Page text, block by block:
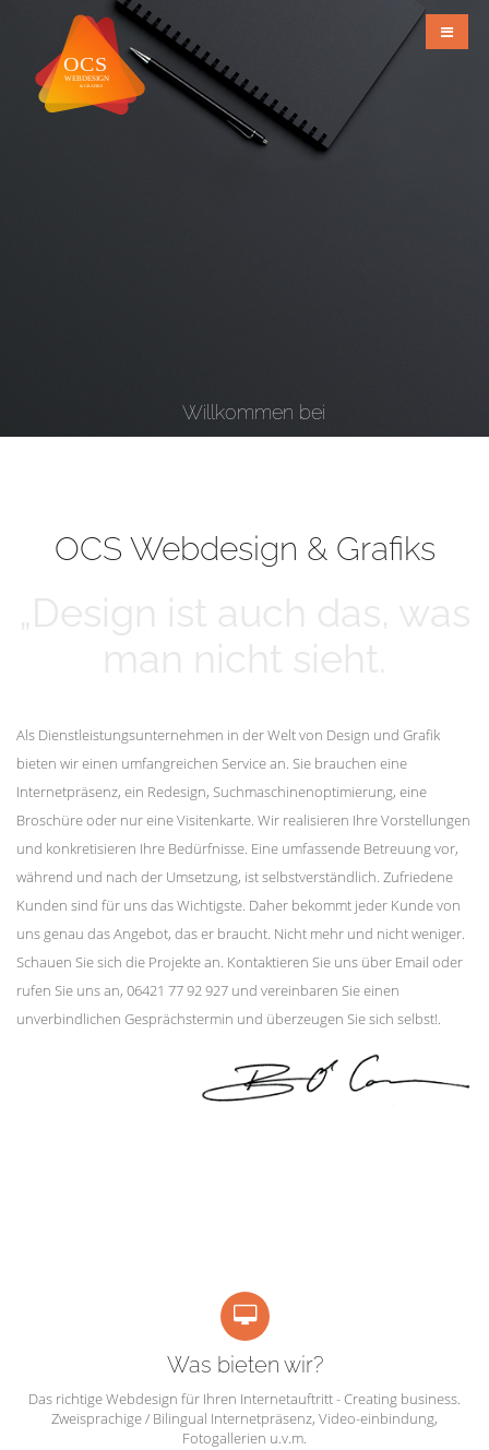
Willkommen bei
OCS Webdesign & Grafiks
Als Dienstleistungsunternehmen in der Welt von Design und Grafik
bieten wir einen umfangreichen Service an. Sie brauchen eine
Internetpräsenz, ein Redesign, Suchmaschinenoptimierung, eine
Broschüre oder nur eine Visitenkarte. Wir realisieren Ihre Vorstellungen
und konkretisieren Ihre Bedürfnisse. Eine umfassende Betreuung vor,
während und nach der Umsetzung, ist selbstverständlich. Zufriedene
Kunden sind für uns das Wichtigste. Daher bekommt jeder Kunde von
uns genau das Angebot, das er braucht. Nicht mehr und nicht weniger.
Schauen Sie sich die Projekte an. Kontaktieren Sie uns über Email oder
rufen Sie uns an, 06421 77 92 927 und vereinbaren Sie einen
unverbindlichen Gesprächstermin und überzeugen Sie sich selbst!.
Was bieten wir?
Das richtige Webdesign für Ihren Internetauftritt - Creating business.
Zweisprachige / Bilingual Internetpräsenz, Video-einbindung,
Fotogallerien u.v.m.